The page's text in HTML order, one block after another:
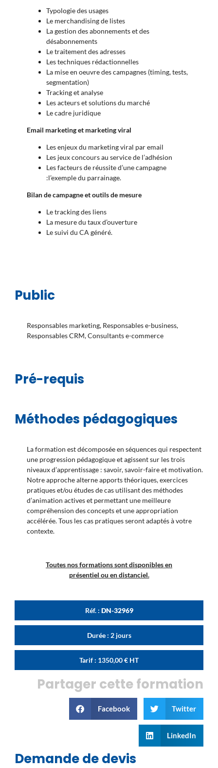
Typologie des usages
Le merchandising de listes
La gestion des abonnements et des
désabonnements
Le traitement des adresses
Les techniques rédactionnelles
La mise en oeuvre des campagnes (timing, tests,
segmentation)
Tracking et analyse
Les acteurs et solutions du marché
Le cadre juridique
Email marketing et marketing viral
Les enjeux du marketing viral par email
Les jeux concours au service de l’adhésion
Les facteurs de réussite d’une campagne
:l’exemple du parrainage.
Bilan de campagne et outils de mesure
Le tracking des liens
La mesure du taux d’ouverture
Le suivi du CA généré.
Public
Responsables marketing, Responsables e-business,
Responsables CRM, Consultants e-commerce
Pré-requis
Méthodes pédagogiques
La formation est décomposée en séquences qui respectent
une progression pédagogique et agissent sur les trois
niveaux d’apprentissage : savoir, savoir-faire et motivation.
Notre approche alterne apports théoriques, exercices
pratiques et/ou études de cas utilisant des méthodes
d’animation actives et permettant une meilleure
compréhension des concepts et une appropriation
accélérée. Tous les cas pratiques seront adaptés à votre
contexte.
Toutes nos formations sont disponibles en
présentiel ou en distanciel.
Réf. : DN-32969
Durée : 2 jours
Tarif : 1350,00€ HT
Partager cette formation
Facebook Twitter
LinkedIn
Demande de devis